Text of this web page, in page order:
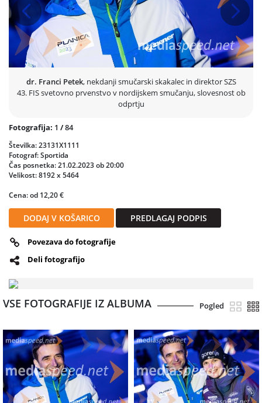
Ob zvokih elektronske glasbe DJ Umeka je sledil skoraj polurni
mimohod nosilcev zastav vseh 65 sodelujočih reprezentanc. Kot zadnji
je na oder prišel Peter Prevc s slovensko zastavo. Zanj je to sedmo
svetovno prvenstvo. Nato je Nuška Drašček na Bloudkovi velikanki v
Planici zapela slovensko himno. Dvignili so še zastavo FIS.
dr. Franci Petek, nekdanji smučarski skakalec in direktor SZS
43. FIS svetovno prvenstvo v nordijskem smučanju, slovesnost ob
odprtju
Prejšnja
Fotografija: 1 /84
Številka: 23131X1111
Fotograf: Sportida
Čas posnetka: 21.02.2023 ob 20:00
Velikost: 8192 x 5464
Cena: od 12,20 €
DODAJ V KOŠARICO PREDLAGAJ PODPIS
Povezava do fotografije
Deli fotografijo
VSE FOTOGRAFIJE IZ ALBUMA Pogled